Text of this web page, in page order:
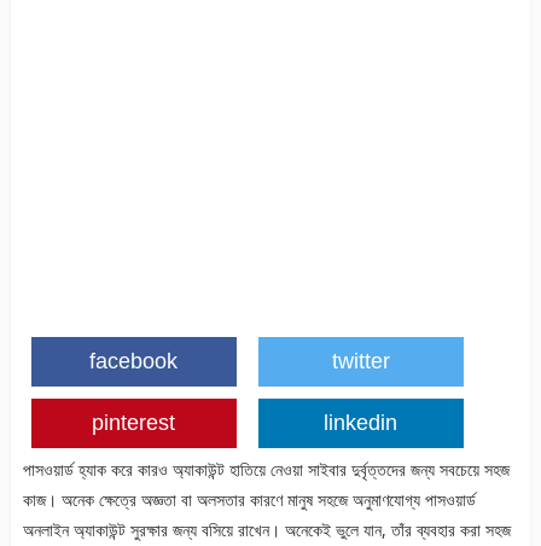
facebook twitter
pinterest linkedin
পাসওয়ার্ড হ্যাক করে কারও অ্যাকাউন্ট হাতিয়ে নেওয়া সাইবার দুর্বৃত্তদের জন্য সবচেয়ে সহজ
কাজ। অনেক ক্ষেত্রে অজ্ঞতা বা অলসতার কারণে মানুষ সহজে অনুমাণযোগ্য পাসওয়ার্ড
অনলাইন অ্যাকাউন্ট সুরক্ষার জন্য বসিয়ে রাখেন। অনেকেই ভুলে যান, তাঁর ব্যবহার করা সহজ